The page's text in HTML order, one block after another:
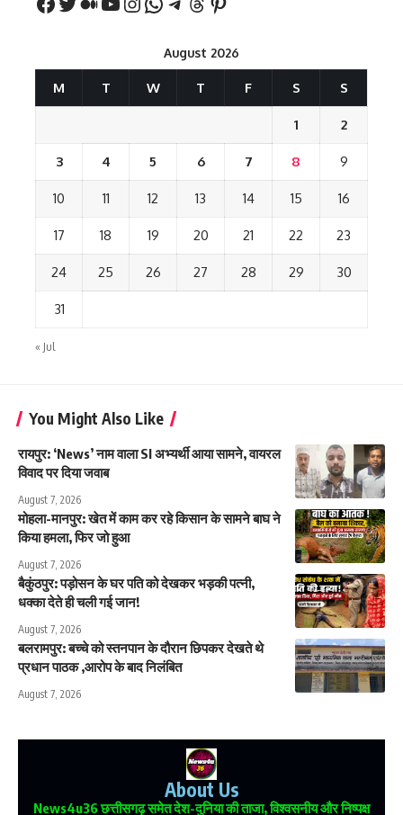
August 2026
M T W T F S S
1 2
3 4 5 6 7 8 9
10 11 12 13 14 15 16
17 18 19 20 21 22 23
24 25 26 27 28 29 30
31
« Jul
You Might Also Like
रायपुर: ‘News’ नाम वाला SI अभ्यर्थी आया सामने, वायरल
विवाद पर दिया जवाब
August 7, 2026
मोहला-मानपुर: खेत में काम कर रहे किसान के सामने बाघ ने
किया हमला, फिर जो हुआ
August 7, 2026
बैकुंठपुर: पड़ोसन के घर पति को देखकर भड़की पत्नी,
धक्का देते ही चली गई जान!
August 7, 2026
बलरामपुर: बच्चे को स्तनपान के दौरान छिपकर देखते थे
प्रधान पाठक ,आरोप के बाद निलंबित
August 7, 2026
About Us
News4u36छत्तीसगढ़ समेत देश-दुनिया की ताजा, विश्वसनीय और निष्पक्ष